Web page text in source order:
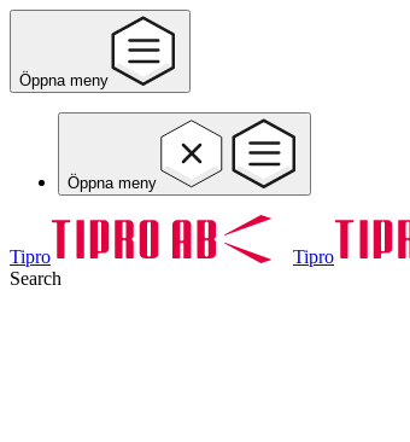
Öppna meny
Öppna meny
Tipro
Tipro
Search